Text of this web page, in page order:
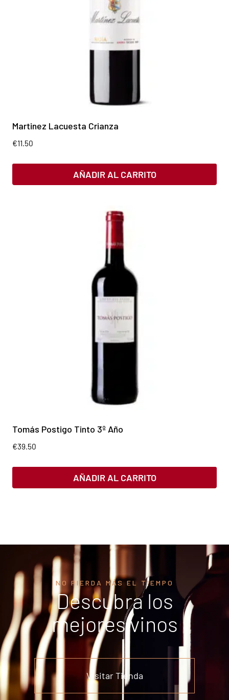
Martinez Lacuesta Crianza
€11.50
AÑADIR AL CARRITO
Tomás Postigo Tinto 3º Año
€39.50
AÑADIR AL CARRITO
NO PIERDA MÁS EL TIEMPO
Descubra los
mejores vinos
Visitar Tienda